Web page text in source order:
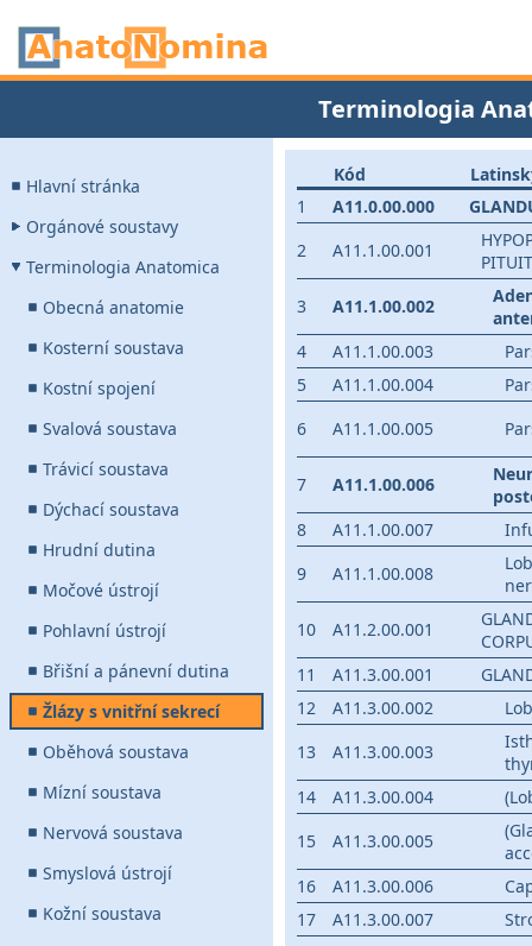
Terminologia
Hlavní stránka
Orgánové soustavy
Terminologia Anatomica
Obecná anatomie
Kosterní soustava
Kostní spojení
Svalová soustava
Trávicí soustava
Dýchací soustava
Hrudní dutina
Močové ústrojí
Pohlavní ústrojí
Břišní a pánevní dutina
Žlázy s vnitřní sekrecí
Oběhová soustava
Mízní soustava
Nervová soustava
Smyslová ústrojí
Kožní soustava
Kód
1
A11.0.00.000
2
A11.1.00.001
3
A11.1.00.002
4
A11.1.00.003
5
A11.1.00.004
6
A11.1.00.005
7 A11.1.00.006
8
A11.1.00.007
9
A11.1.00.008
10
A11.2.00.001
11
A11.3.00.001
12
A11.3.00.002
13
A11.3.00.003
14
A11.3.00.004
15
A11.3.00.005
16
A11.3.00.006
17
A11.3.00.007